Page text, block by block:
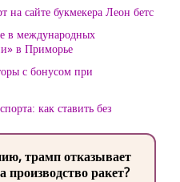
на сайте букмекера Леон бетс
в международных
в Приморье
с бонусом при
как ставить без
трамп отказывает
ракет?